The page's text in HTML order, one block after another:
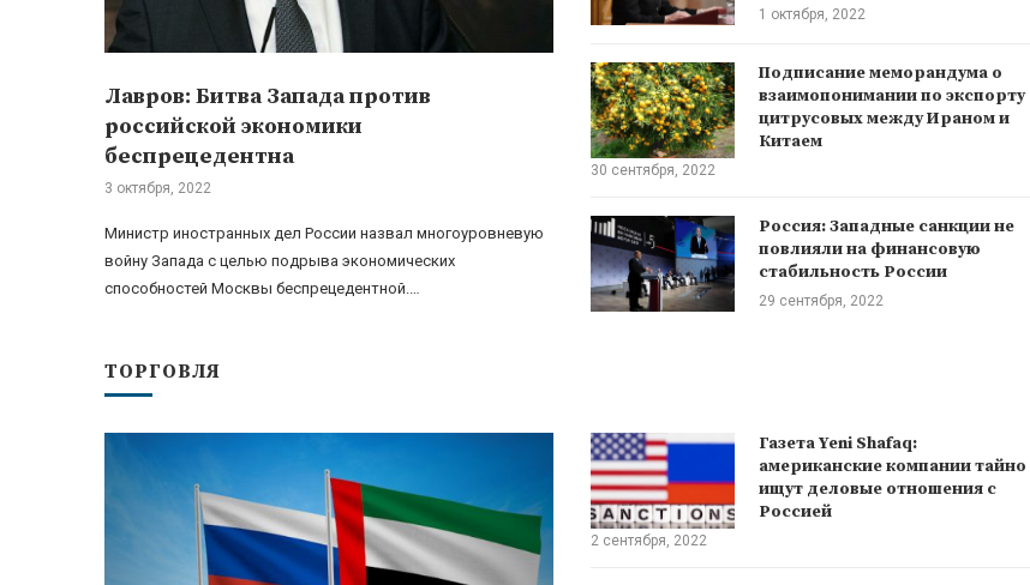
Лавров: Битва Запада против
российской экономики
беспрецедентна
3 октября, 2022
Министр иностранных дел России назвал многоуровневую
войну Запада с целью подрыва экономических
способностей Москвы беспрецедентной.…
1 октября, 2022
Подписание меморандума о
взаимопонимании по экспорту
цитрусовых между Ираном и
Китаем
30 сентября, 2022
Россия: Западные санкции не
повлияли на финансовую
стабильность России
29 сентября, 2022
ТОРГОВЛЯ
Газета Yeni Shafaq:
американские компании тайно
ищут деловые отношения с
Россией
2 сентября, 2022